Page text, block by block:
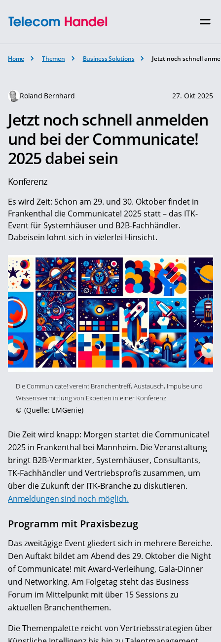
Home Themen Business Solutions Jetzt noch schnell
Roland Bernhard 27. Okt 2025
Jetzt noch schnell anmelden
und bei der Communicate!
2025 dabei sein
Konferenz
Es wird Zeit: Schon am 29. und 30. Oktober findet in
Frankenthal die Communicate! 2025 statt – das ITK-
Event für Systemhäuser und B2B-Fachhändler.
Dabeisein lohnt sich in vielerlei Hinsicht.
Die Communicate! vereint Branchentreff, Austausch, Impulse und
Wissensvermittlung von Experten in einer Konferenz
© (Quelle: EMGenie)
Die Zeit wird knapp: Morgen startet die Communicate!
2025 in Frankenthal bei Mannheim. Die Veranstaltung
bringt B2B-Vermarkter, Systemhäuser, Consultants,
TK-Fachhändler und Vertriebsprofis zusammen, um
über die Zukunft der ITK-Branche zu diskutieren.
Anmeldungen sind noch möglich.
Programm mit Praxisbezug
Das zweitägige Event gliedert sich in mehrere Bereiche.
Den Auftakt bildet am Abend des 29. Oktober die Night
of Communicate! mit Award-Verleihung, Gala-Dinner
und Networking. Am Folgetag steht das Business
Forum im Mittelpunkt mit über 15 Sessions zu
aktuellen Branchenthemen.
Die Themenpalette reicht von Vertriebsstrategien über